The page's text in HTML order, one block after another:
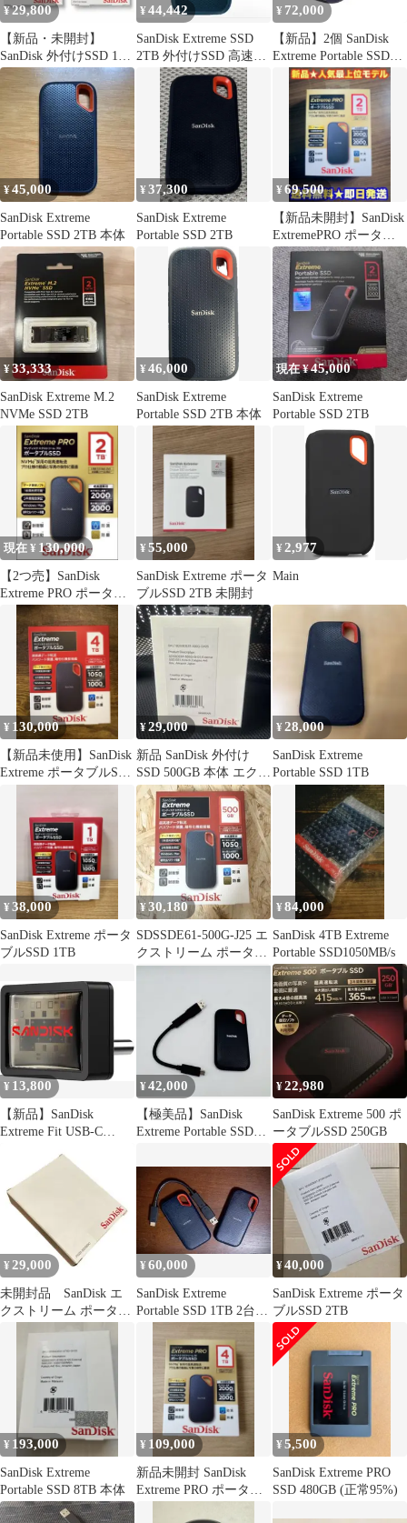
¥29,800
【新品・未開封】
SanDisk 外付けSSD 1TB
SDSSDE61
¥ 44,442
SanDisk Extreme SSD
2TB 外付けSSD 高速
USB-C対応
¥ 72,000
【新品】2個 SanDisk
Extreme Portable SSD
1TB
¥45,000
SanDisk Extreme
Portable SSD 2TB 本体
¥37,300
SanDisk Extreme
Portable SSD 2TB
¥69,500
【新品未開封】SanDisk
ExtremePRO ポータブ
ルSSD 2TB
¥33,333
SanDisk Extreme M.2
NVMe SSD 2TB
¥46,000
SanDisk Extreme
Portable SSD 2TB 本体
現在 ¥45,000
SanDisk Extreme
Portable SSD 2TB
現在 ¥ 130,000
【2つ売】SanDisk
Extreme PRO ポータブ
ルSSD 2TB 本体
¥55,000
SanDisk Extreme ポータ
ブルSSD 2TB 未開封
¥ 2,977
Main
¥ 130,000
【新品未使用】SanDisk
Extreme ポータブルSSD
¥29,000
新品 SanDisk 外付け
SSD 500GB 本体 エクス
トリーム
¥28,000
SanDisk Extreme
Portable SSD 1TB
¥38,000
SanDisk Extreme ポータ
ブルSSD 1TB
¥30,180
SDSSDE61-500G-J25 エ
クストリーム ポータブ
ルSSD 500GB
¥84,000
SanDisk 4TB Extreme
Portable SSD1050MB/s
¥ 13,800
【新品】SanDisk
Extreme Fit USB-C
¥42,000
【極美品】SanDisk
Extreme Portable SSD
¥22,980
SanDisk Extreme 500 ポ
ータブルSSD 250GB
¥ 29,000
未開封品 SanDisk エ
クストリーム ポータブ
¥60,000
SanDisk Extreme
Portable SSD 1TB 2台セ
¥40,000
SanDisk Extreme ポータ
ブルSSD 2TB
¥ 193,000
SanDisk Extreme
Portable SSD 8TB 本体
¥ 109,000
新品未開封 SanDisk
Extreme PRO ポータブ
¥5,500
SanDisk Extreme PRO
SSD 480GB (正常95%)